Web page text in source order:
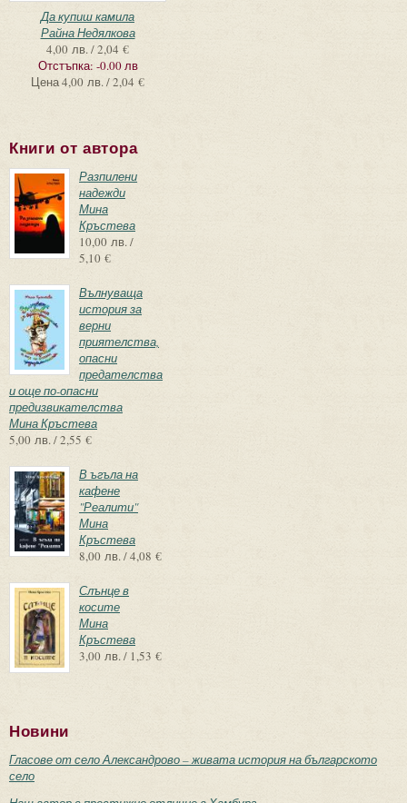
Да купиш камила
Райна Недялкова
4,00 лв. / 2,04 €
Отстъпка: -0.00 лв
Цена4,00 лв. / 2,04 €
Книги от автора
Разпилени
надежди
Мина
Кръстева
10,00 лв. /
5,10 €
Вълнуваща
история за
верни
приятелства,
опасни
предателства
и още по-опасни
предизвикателства
Мина Кръстева
5,00 лв. / 2,55 €
В ъгъла на
кафене
"Реалити"
Мина
Кръстева
8,00 лв. / 4,08 €
Слънце в
косите
Мина
Кръстева
3,00 лв. / 1,53 €
Новини
Гласове от село Александрово – живата история на българското
село